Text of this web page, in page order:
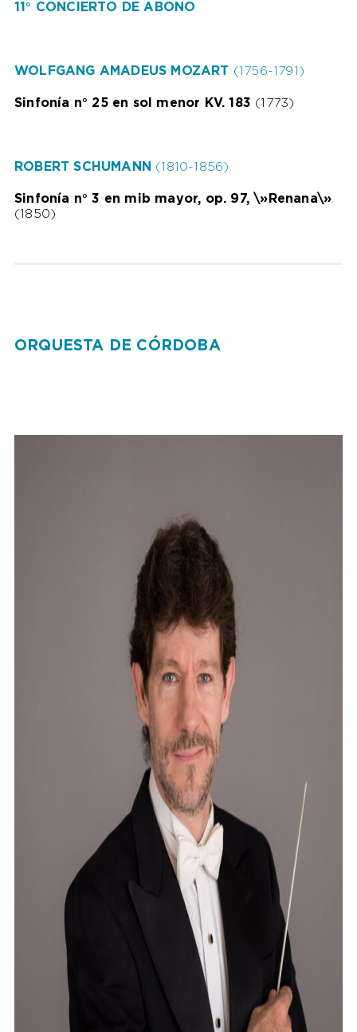
11° CONCIERTO DE ABONO
WOLFGANG AMADEUS MOZART (1756-1791)
Sinfonía n° 25 en sol menor KV. 183 (1773)
ROBERT SCHUMANN (1810-1856)
Sinfonía n° 3 en mib mayor, op. 97, \»Renana\»
(1850)
ORQUESTA DE CÓRDOBA